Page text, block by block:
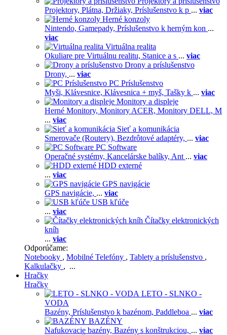
Projektory, Plátna, Držiaky, Príslušenstvo k p ... viac
Herné konzoly
Nintendo, Gamepady, Príslušenstvo k herným kon ...
viac
Virtuálna realita
Okuliare pre Virtuálnu realitu, Stanice a s ... viac
Drony a príslušenstvo
Drony, ... viac
PC Príslušenstvo
Myši, Klávesnice, Klávesnica + myš, Tašky k ... viac
Monitory a displeje
Herné Monitory, Monitory ACER, Monitory DELL, M
... viac
Sieť a komunikácia
Smerovače (Routery), Bezdrôtové adaptéry, ... viac
PC Software
Operačné systémy, Kancelárske balíky, Ant ... viac
HDD externé
... viac
GPS navigácie
GPS navigácie, ... viac
USB kľúče
... viac
Čítačky elektronických
kníh
... viac
Odporúčame:
Notebooky , Mobilné Telefóny , Tablety a príslušenstvo ,
Kalkulačky , ...
Hračky
Hračky
LETO - SLNKO -
VODA
Bazény, Príslušenstvo k bazénom, Paddleboa ... viac
BAZÉNY
Nafukovacie bazény, Bazény s konštrukciou, ... viac